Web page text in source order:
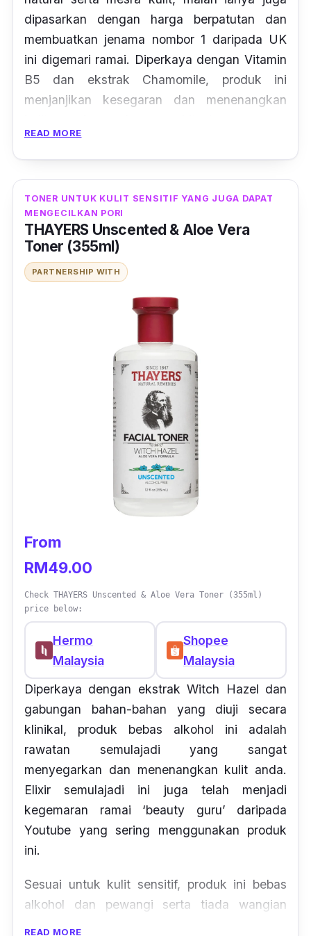
dipasarkan dengan harga berpatutan dan
membuatkan jenama nombor 1 daripada UK
ini digemari ramai. Diperkaya dengan Vitamin
B5 dan ekstrak Chamomile, produk ini
menjanjikan kesegaran dan menenangkan
permukaannya. Dengan bauan segar yang
natural, kandungan ekstrak Chamomile dapat
menghalang penghasilan minyak berlebihan
pada kulit wajah sekaligus memberikan wajah
efek berseri dan cerah.
READ MORE
TONER UNTUK KULIT SENSITIF YANG JUGA DAPAT
MENGECILKAN PORI
THAYERS Unscented & Aloe Vera
Toner (355ml)
PARTNERSHIP WITH
From
RM49.00
Check THAYERS Unscented & Aloe Vera Toner (355ml)
price below:
Hermo
Malaysia
Shopee
Malaysia
Diperkaya dengan ekstrak Witch Hazel dan
gabungan bahan-bahan yang diuji secara
klinikal, produk bebas alkohol ini adalah
rawatan semulajadi yang sangat
menyegarkan dan menenangkan kulit anda.
Elixir semulajadi ini juga telah menjadi
kegemaran ramai ‘beauty guru’ daripada
Youtube yang sering menggunakan produk
ini.
Sesuai untuk kulit sensitif, produk ini bebas
alkohol dan pewangi serta tiada wangian
READ MORE